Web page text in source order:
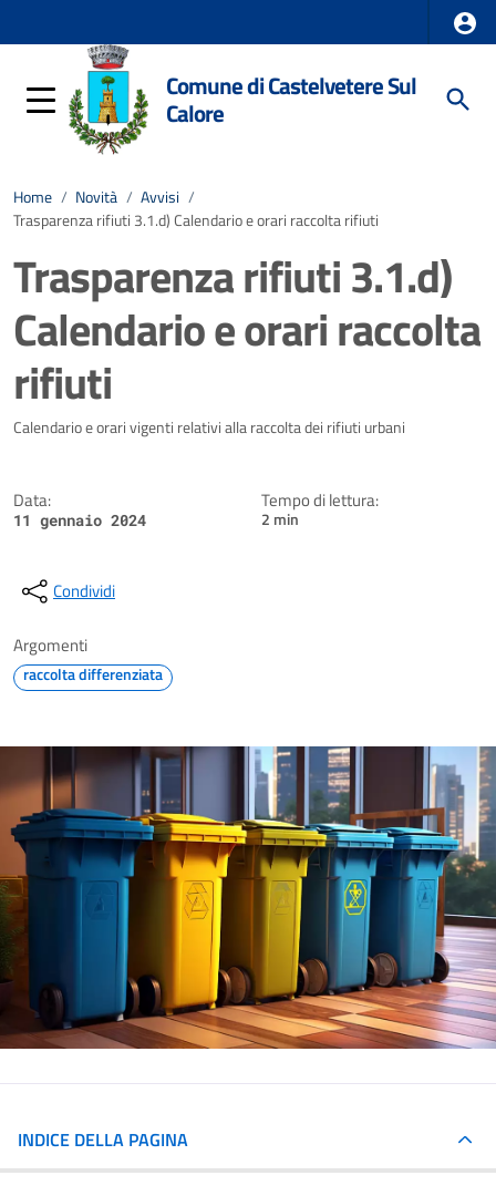
Comune di Castelvetere Sul
Calore
Home / Novità / Avvisi /
Trasparenza rifiuti 3.1.d) Calendario e orari raccolta rifiuti
Trasparenza rifiuti 3.1.d)
Calendario e orari raccolta
rifiuti
Dettagli della notizia
Calendario e orari vigenti relativi alla raccolta dei rifiuti urbani
Data:
11 gennaio 2024
Tempo di lettura:
2 min
Condividi
Argomenti
raccolta differenziata
INDICE DELLA PAGINA